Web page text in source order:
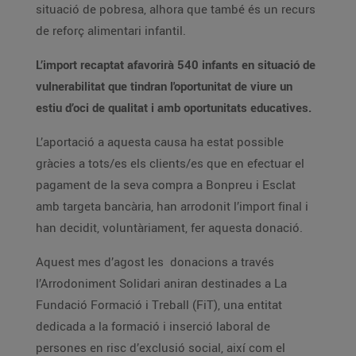
situació de pobresa, alhora que també és un recurs
de reforç alimentari infantil.
L’import recaptat afavorirà 540 infants en situació de
vulnerabilitat que tindran l'oportunitat de viure un
estiu d’oci de qualitat i amb oportunitats educatives.
L’aportació a aquesta causa ha estat possible
gràcies a tots/es els clients/es que en efectuar el
pagament de la seva compra a Bonpreu i Esclat
amb targeta bancària, han arrodonit l’import final i
han decidit, voluntàriament, fer aquesta donació.
Aquest mes d’agost les donacions a través
l’Arrodoniment Solidari aniran destinades a La
Fundació Formació i Treball (FiT), una entitat
dedicada a la formació i inserció laboral de
persones en risc d’exclusió social, així com el